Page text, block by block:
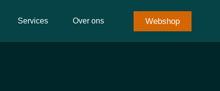
Services Over ons Webshop